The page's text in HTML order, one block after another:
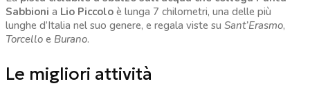
Sabbioni a Lio Piccolo è lunga 7 chilometri, una delle più
lunghe d’Italia nel suo genere, e regala viste su Sant’Erasmo,
Torcello e Burano.
Le migliori attività